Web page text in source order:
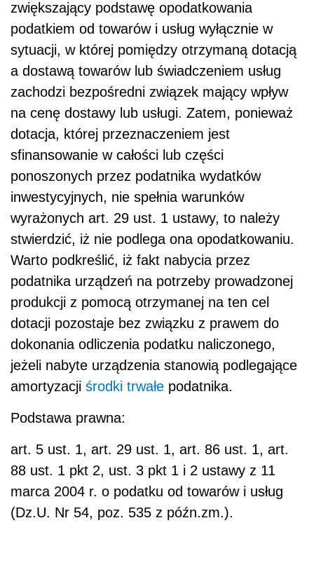
zwiększający podstawę opodatkowania
podatkiem od towarów i usług wyłącznie w
sytuacji, w której pomiędzy otrzymaną dotacją
a dostawą towarów lub świadczeniem usług
zachodzi bezpośredni związek mający wpływ
na cenę dostawy lub usługi. Zatem, ponieważ
dotacja, której przeznaczeniem jest
sfinansowanie w całości lub części
ponoszonych przez podatnika wydatków
inwestycyjnych, nie spełnia warunków
wyrażonych art. 29 ust. 1 ustawy, to należy
stwierdzić, iż nie podlega ona opodatkowaniu.
Warto podkreślić, iż fakt nabycia przez
podatnika urządzeń na potrzeby prowadzonej
produkcji z pomocą otrzymanej na ten cel
dotacji pozostaje bez związku z prawem do
dokonania odliczenia podatku naliczonego,
jeżeli nabyte urządzenia stanowią podlegające
amortyzacji środki trwałe podatnika.
Podstawa prawna:
art. 5 ust. 1, art. 29 ust. 1, art. 86 ust. 1, art.
88 ust. 1 pkt 2, ust. 3 pkt 1 i 2 ustawy z 11
marca 2004 r. o podatku od towarów i usług
(Dz.U. Nr 54, poz. 535 z późn.zm.).